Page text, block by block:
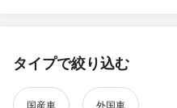
タイプで絞り込む
国産車 外国車